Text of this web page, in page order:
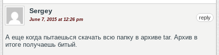
Sergey
June 7, 2015 at 12:26 pm
А еще когда пытаешься скачать всю папку в архиве tar. Архив в
итоге получаешь битый.
reply